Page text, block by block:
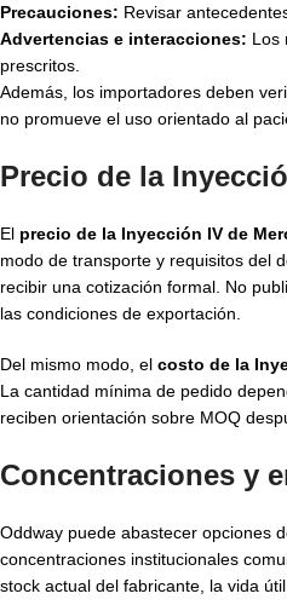
Precauciones: Revisar
Advertencias e interacciones: Los
prescritos.
Además, los importadores deben
no promueve el uso orientado al
Precio de la
El precio de la Inyección IV de
modo de transporte y requisitos del
recibir una cotización formal. No
las condiciones de exportación.
Del mismo modo, el costo de la
La cantidad mínima de pedido
reciben orientación sobre MOQ
Concentraciones y
Oddway puede abastecer opciones
concentraciones institucionales
stock actual del fabricante, la vida